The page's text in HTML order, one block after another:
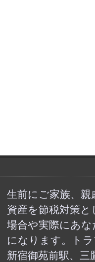
生前にご家族、
資産を節税対策
場合や実際にあ
になります。ト
新宿御苑前駅、三